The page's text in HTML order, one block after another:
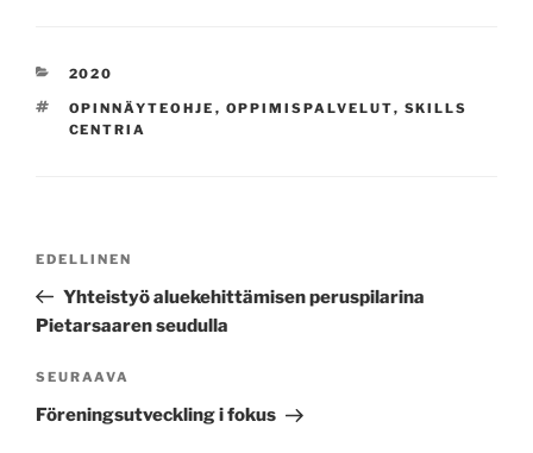
KATEGORIAT
2020
AVAINSANAT
OPINNÄYTEOHJE , OPPIMISPALVELUT, SKILLS
CENTRIA
Edellinen
artikkeli
EDELLINEN
Yhteistyö aluekehittämisen peruspilarina
Pietarsaaren seudulla
Seuraava
artikkeli
SEURAAVA
Föreningsutveckling i fokus